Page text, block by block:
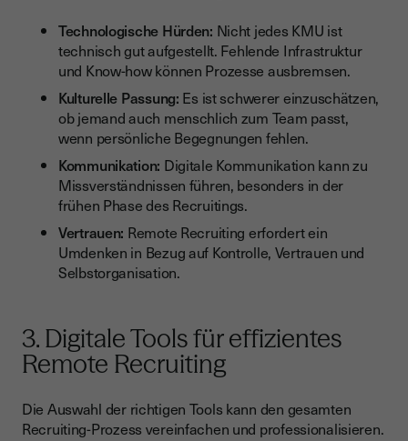
Technologische Hürden: Nicht jedes KMU ist
technisch gut aufgestellt. Fehlende Infrastruktur
und Know-how können Prozesse ausbremsen.
Kulturelle Passung: Es ist schwerer einzuschätzen,
ob jemand auch menschlich zum Team passt,
wenn persönliche Begegnungen fehlen.
Kommunikation: Digitale Kommunikation kann zu
Missverständnissen führen, besonders in der
frühen Phase des Recruitings.
Vertrauen: Remote Recruiting erfordert ein
Umdenken in Bezug auf Kontrolle, Vertrauen und
Selbstorganisation.
3. Digitale Tools für effizientes
Remote Recruiting
Die Auswahl der richtigen Tools kann den gesamten
Recruiting-Prozess vereinfachen und professionalisieren.